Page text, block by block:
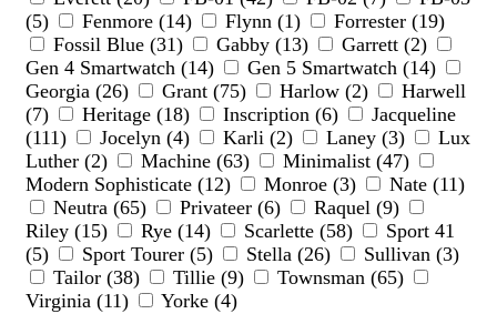
(5)
Fenmore (14) Flynn (1)
Forrester (19)
Fossil Blue (31)
Gabby (13)
Garrett (2)
Gen 4 Smartwatch (14)
Gen 5 Smartwatch (14)
Georgia (26)
Grant (75) Harlow (2)
Harwell
(7)
Heritage (18) Inscription (6)
Jacqueline
(111)
Jocelyn (4) Karli (2) Laney (3)
Lux
Luther (2)
Machine (63)
Minimalist (47)
Modern Sophisticate (12)
Monroe (3)
Nate (11)
Neutra (65)
Privateer (6)
Raquel (9)
Riley (15)
Rye (14) Scarlette (58)
Sport 41
(5)
Sport Tourer (5) Stella (26)
Sullivan (3)
Tailor (38)
Tillie (9)
Townsman (65)
Virginia (11)
Yorke (4)